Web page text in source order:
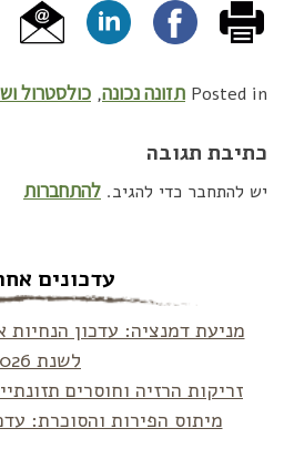
Posted in תזונה נכונה, כולסטרול
כתיבת תגובה
יש להתחבר כדי להגיב. להתחברות
עדכונים
מניעת דמנציה: עדכון הנחיות
לשנת 2026
זריקות הרזיה וחוסרים
מיתוס הפירות והסוכרת: